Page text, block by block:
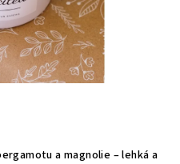
a magnolie – lehká a